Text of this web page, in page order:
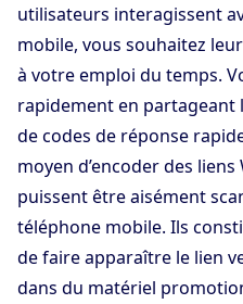
utilisateurs interagissent
mobile, vous souhaitez
à votre emploi du temps.
rapidement en partageant
de codes de réponse
moyen d’encoder des liens
puissent être aisément
téléphone mobile. Ils
de faire apparaître le lien
dans du matériel